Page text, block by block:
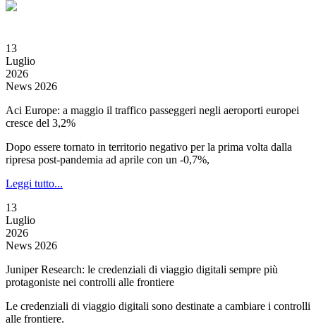
13
Luglio
2026
News 2026
Aci Europe: a maggio il traffico passeggeri negli aeroporti europei
cresce del 3,2%
Dopo essere tornato in territorio negativo per la prima volta dalla
ripresa post-pandemia ad aprile con un -0,7%,
Leggi tutto...
13
Luglio
2026
News 2026
Juniper Research: le credenziali di viaggio digitali sempre più
protagoniste nei controlli alle frontiere
Le credenziali di viaggio digitali sono destinate a cambiare i controlli
alle frontiere.